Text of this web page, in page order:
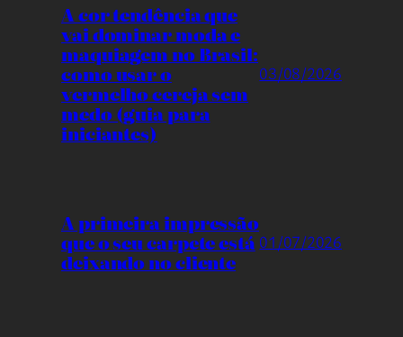
A cor tendência que
vai dominar moda e
maquiagem no Brasil:
como usar o
vermelho cereja sem
medo (guia para
iniciantes)
03/08/2026
A primeira impressão
que o seu carpete está
deixando no cliente
01/07/2026